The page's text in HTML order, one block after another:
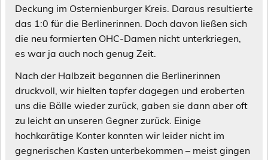
Deckung im Osternienburger Kreis. Daraus resultierte
das 1:0 für die Berlinerinnen. Doch davon ließen sich
die neu formierten OHC-Damen nicht unterkriegen,
es war ja auch noch genug Zeit.
Nach der Halbzeit begannen die Berlinerinnen
druckvoll, wir hielten tapfer dagegen und eroberten
uns die Bälle wieder zurück, gaben sie dann aber oft
zu leicht an unseren Gegner zurück. Einige
hochkarätige Konter konnten wir leider nicht im
gegnerischen Kasten unterbekommen – meist gingen